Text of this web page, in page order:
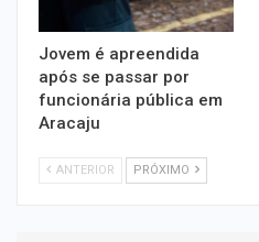
Jovem é apreendida
após se passar por
funcionária pública em
Aracaju
ANTERIOR PRÓXIMO